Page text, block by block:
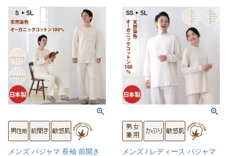
メンズ パジャマ 長袖 前開き
メンズ / レディース パジャマ